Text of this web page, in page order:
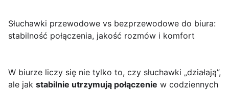
Słuchawki przewodowe vs bezprzewodowe do biura:
stabilność połączenia, jakość rozmów i komfort
W biurze liczy się nie tylko to, czy słuchawki „działają”,
ale jak stabilnie utrzymują połączenie w codziennych